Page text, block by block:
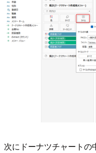
次にドーナツチャートの